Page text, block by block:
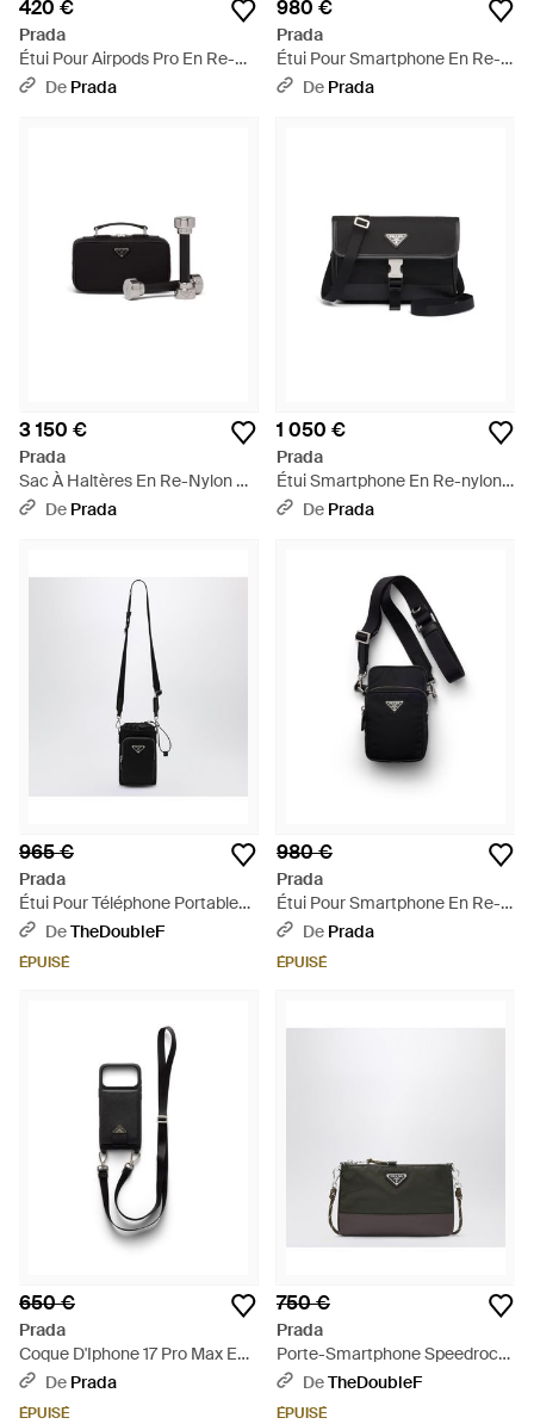
420 €
Prada
Étui Pour Airpods Pro En Re-
nylon - Noir
De Prada
980 €
Prada
Étui Pour Smartphone En Re-
Nylon, Homme - Noir
De Prada
3 150 €
Prada
Sac À Haltères En Re-Nylon Et
Cuir Saffiano - Noir
De Prada
1 050 €
Prada
Étui Smartphone En Re-nylon
Et Cuir Saffiano - Noir
De Prada
965 €
Prada
Étui Pour Téléphone Portable
En Re-Nylon Noir - Noir
DeTheDoubleF
ÉPUISÉ
980 €
Prada
Étui Pour Smartphone En Re-
Nylon Et Cuir Saffiano, Homme
- Noir
De Prada
ÉPUISÉ
650 €
Prada
Coque D'Iphone 17 Pro Max En
Cuir Saffiano - Noir
De Prada
ÉPUISÉ
750 €
Prada
Porte-Smartphone Speedrock
En Re-Nylon Camouflage -
Noir
DeTheDoubleF
ÉPUISÉ